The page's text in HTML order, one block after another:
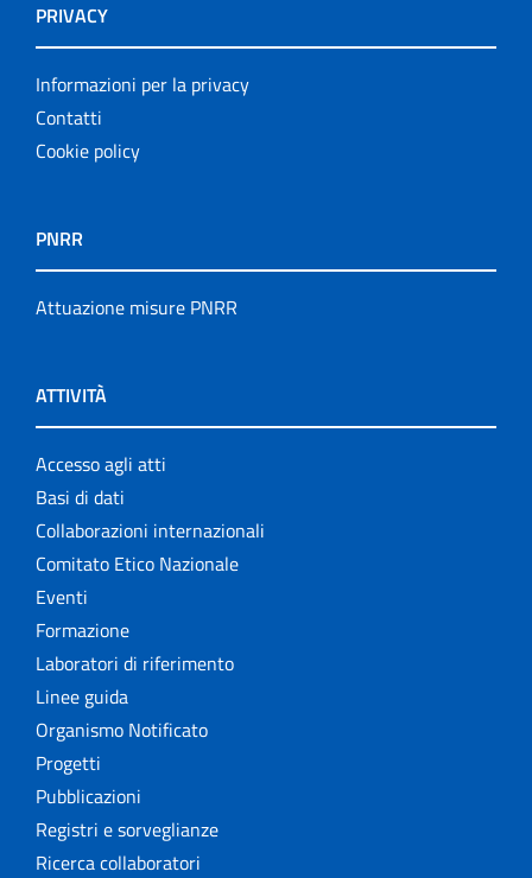
PRIVACY
Informazioni per la privacy
Contatti
Cookie policy
PNRR
Attuazione misure PNRR
ATTIVITÀ
Accesso agli atti
Basi di dati
Collaborazioni internazionali
Comitato Etico Nazionale
Eventi
Formazione
Laboratori di riferimento
Linee guida
Organismo Notificato
Progetti
Pubblicazioni
Registri e sorveglianze
Ricerca collaboratori